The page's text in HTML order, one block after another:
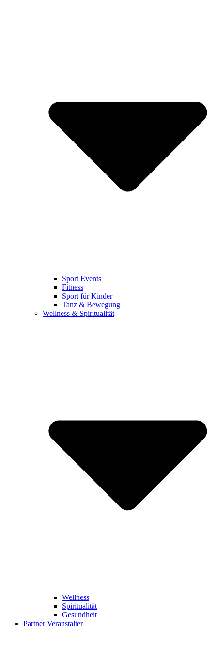
Sport Events
Fitness
Sport für Kinder
Tanz & Bewegung
Wellness & Spiritualität
Wellness
Spiritualität
Gesundheit
Partner Veranstalter